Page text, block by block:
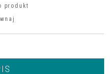
produkt